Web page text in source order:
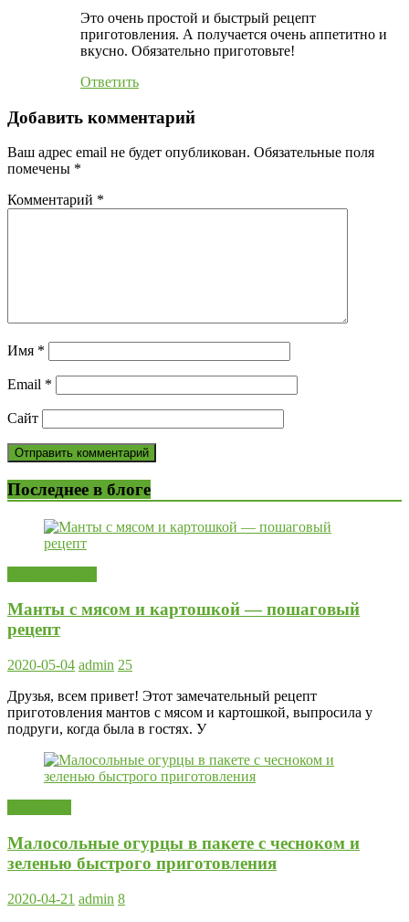
Это очень простой и быстрый рецепт
приготовления. А получается очень аппетитно и
вкусно. Обязательно приготовьте!
Ответить
Добавить комментарий
Ваш адрес email не будет опубликован. Обязательные поля
помечены *
Комментарий *
Имя *
Email *
Сайт
Последнее в блоге
Манты с мясом и картошкой — пошаговый
рецепт
2020-05-04 admin 25
Друзья, всем привет! Этот замечательный рецепт
приготовления мантов с мясом и картошкой, выпросила у
подруги, когда была в гостях. У
Малосольные огурцы в пакете с чесноком и
зеленью быстрого приготовления
2020-04-21 admin 8